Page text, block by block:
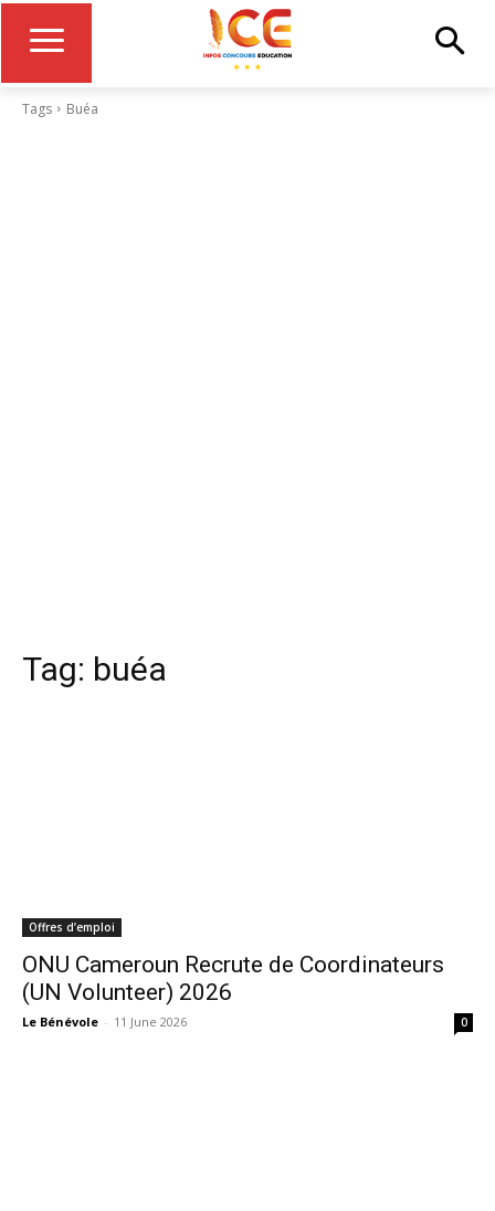
Tags Buéa
Tag: buéa
Offres d’emploi
ONU Cameroun Recrute de Coordinateurs
(UN Volunteer) 2026
Le Bénévole - 11 June 2026 0